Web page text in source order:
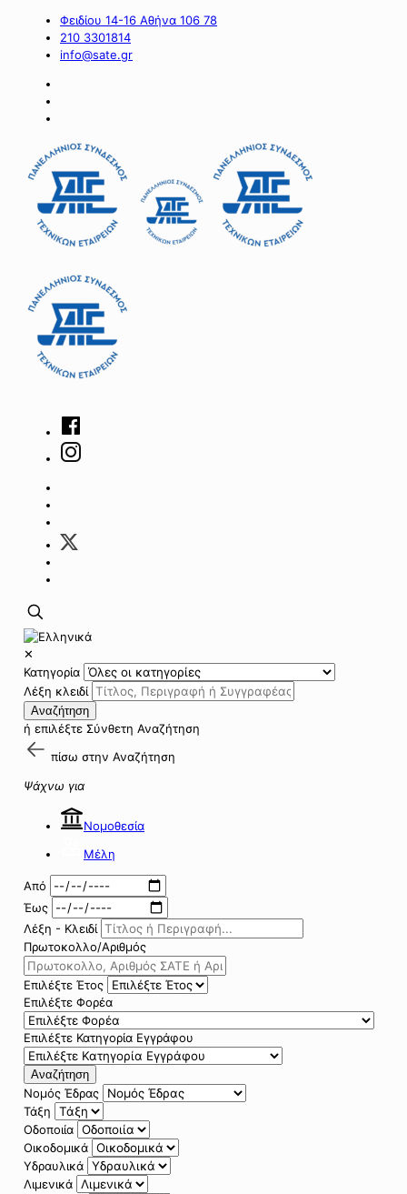
Φειδίου 14-16 Αθήνα 106 78
210 3301814
info@sate.gr
✕
Κατηγορία
Λέξη κλειδί
Αναζήτηση
ή επιλέξτε Σύνθετη Αναζήτηση
πίσω στην Αναζήτηση
Ψάχνω για
Νομοθεσία
Μέλη
Από
Έως
Λέξη - Κλειδί
Πρωτοκολλο/Αριθμός
Επιλέξτε Έτος
Επιλέξτε Φορέα
Επιλέξτε Κατηγορία Εγγράφου
Αναζήτηση
Νομός Έδρας
Τάξη
Οδοποιία
Οικοδομικά
Υδραυλικά
Λιμενικά